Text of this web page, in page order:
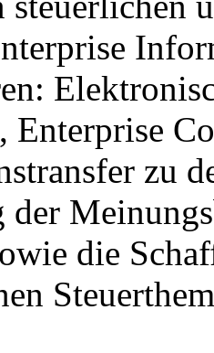
Enterprise
zu
der
die